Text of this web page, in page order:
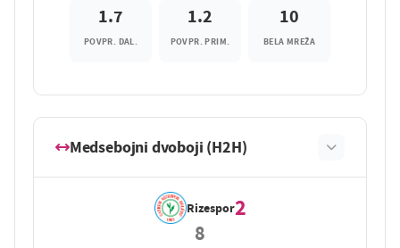
1.7
POVPR. DAL.
1.2
POVPR. PRIM.
10
BELA MREŽA
Medsebojni dvoboji (H2H)
Rizespor2
8